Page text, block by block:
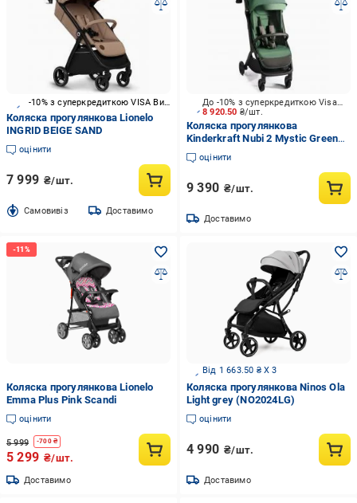
-10% з суперкредиткою VISA Вигода
Коляска прогулянкова Lionelo
INGRID BEIGE SAND
оцінити
7 999 ₴/шт.
Cамовивіз Доставимо
8 920.50 ₴/шт.
До -10% з суперкредиткою Visa Вигода
Коляска прогулянкова
Kinderkraft Nubi 2 Mystic Green
(KSNUBI02GRE0000)
оцінити
9 390 ₴/шт.
Доставимо
Коляска прогулянкова Lionelo
Emma Plus Pink Scandi
оцінити
5 999 -700₴
5 299 ₴/шт.
Доставимо
Від 1 663.50 ₴ X 3
Коляска прогулянкова Ninos Ola
Light grey (NO2024LG)
оцінити
4 990 ₴/шт.
Доставимо